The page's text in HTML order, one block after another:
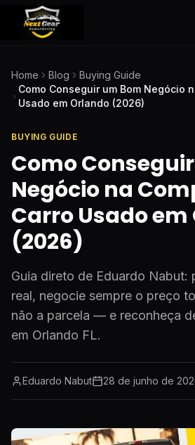
Home Blog
Buying Guide
Como Conseguir um Bom Negócio
Usado em Orlando (2026)
BUYING GUIDE
Como
Negócio na
Carro Usado
(2026)
Guia direto de Eduardo Nabut:
real, negocie sempre o preço
não a parcela — e reconheça
em Orlando FL.
Eduardo Nabut 28 de junho de